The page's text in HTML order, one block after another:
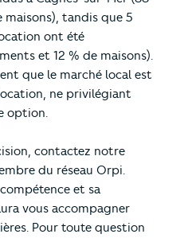
tandis que 5
ont été
et 12 % de maisons).
que le marché local est
ne privilégiant
option.
contactez notre
du réseau Orpi.
et sa
vous accompagner
Pour toute question